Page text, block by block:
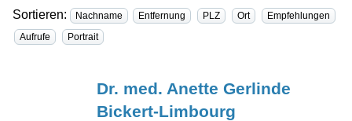
Sortieren: Nachname Entfernung PLZ Ort
Empfehlungen
Aufrufe
Portrait
Dr. med. Anette Gerlinde
Bickert-Limbourg